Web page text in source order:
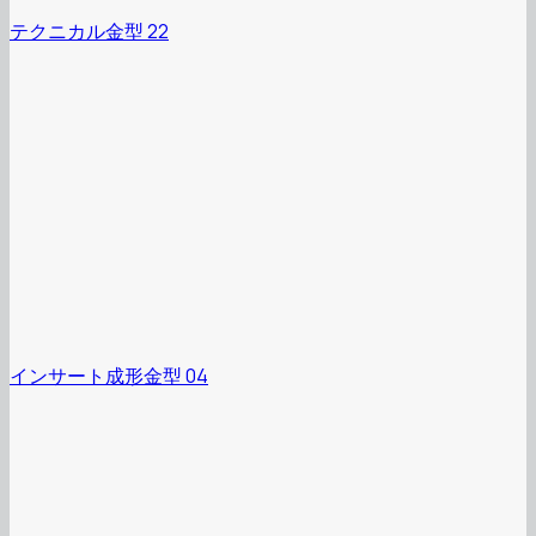
テクニカル金型 22
インサート成形金型 04